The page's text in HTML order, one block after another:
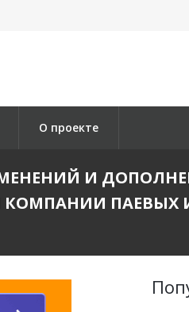
О проекте
И
КОМПАНИИ